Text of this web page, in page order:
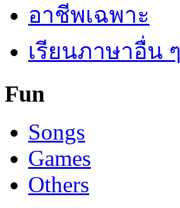
อาชีพเฉพาะ
เรียนภาษาอื่น ๆ
Fun
Songs
Games
Others